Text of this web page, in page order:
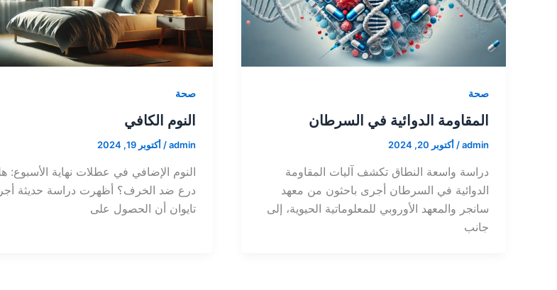
صحة
المقاومة الدوائية في السرطان
admin
/ أكتوبر 20, 2024
دراسة واسعة النطاق تكشف آليات المقاومة
الدوائية في السرطان أجرى باحثون من معهد
سانجر والمعهد الأوروبي للمعلوماتية الحيوية، إلى
جانب
صحة
النوم الكافي
admin
/أكتوبر 19, 2024
النوم الإضافي في عطلات نهاية الأسبوع:
درع ضد الخرف؟ أظهرت دراسة حديثة
تايوان أن الحصول على